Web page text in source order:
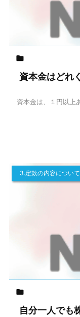

資本金はどれ
資本金は、１円以上

3.定款の内容について
自分一人でも